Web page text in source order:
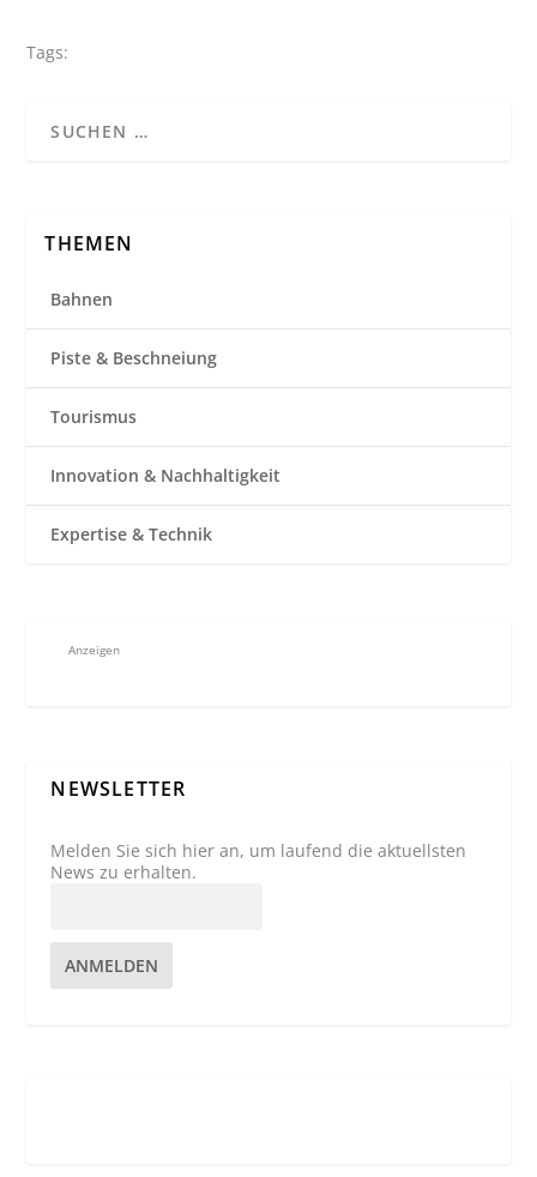
Tags:
THEMEN
Bahnen
Piste & Beschneiung
Tourismus
Innovation & Nachhaltigkeit
Expertise & Technik
Anzeigen
NEWSLETTER
Melden Sie sich hier an, um laufend die aktuellsten
News zu erhalten.
ANMELDEN